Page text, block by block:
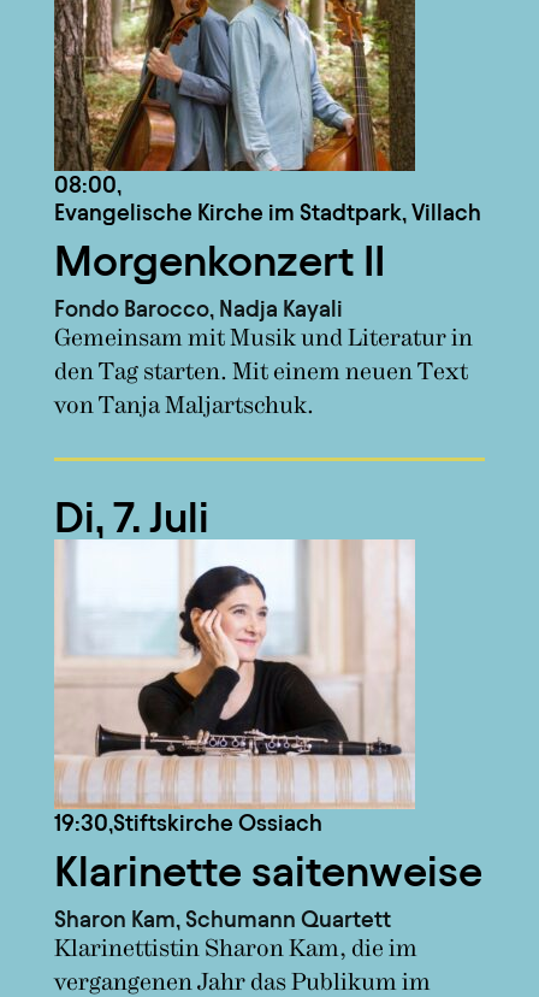
08:00,
Evangelische Kirche im Stadtpark, Villach
Morgenkonzert II
Fondo Barocco, Nadja Kayali
Gemeinsam mit Musik und Literatur in
den Tag starten. Mit einem neuen Text
von Tanja Maljartschuk.
19:30,Stiftskirche Ossiach
Klarinette saitenweise
Sharon Kam, Schumann Quartett
Di, 7. Juli
Klarinettistin Sharon Kam, die im
vergangenen Jahr das Publikum im